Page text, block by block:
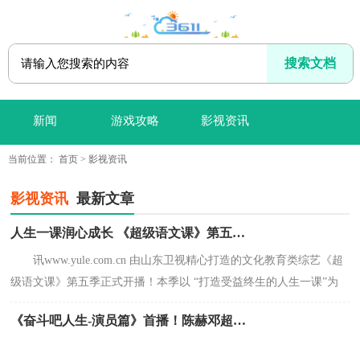
新闻 游戏攻略 影视资讯
当前位置： 首页 > 影视资讯
影视资讯 最新文章
人生一课润心成长 《超级语文课》第五季重磅开播
讯www.yule.com.cn 由山东卫视精心打造的文化教育类综艺《超
级语文课》第五季正式开播！本季以 “打造受益终生的人生一课”为
《奋斗吧人生-演员篇》首播！陈赫邓超秦海璐陪伴见证新人试错成长